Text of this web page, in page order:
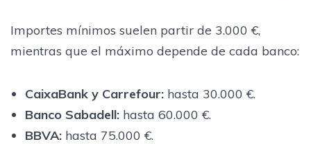
Importes mínimos suelen partir de 3.000 €,
mientras que el máximo depende de cada banco:
CaixaBank y Carrefour:hasta 30.000 €.
Banco Sabadell:hasta 60.000 €.
BBVA:hasta 75.000 €.